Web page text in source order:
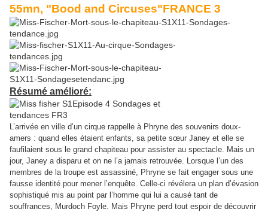
55mn, "Bood and Circuses"FRANCE 3
Résumé amélioré:
L’arrivée en ville d’un cirque rappelle à Phryne des souvenirs doux-
amers : quand elles étaient enfants, sa petite sœur Janey et elle se
faufilaient sous le grand chapiteau pour assister au spectacle. Mais un
jour, Janey a disparu et on ne l’a jamais retrouvée. Lorsque l’un des
membres de la troupe est assassiné, Phryne se fait engager sous une
fausse identité pour mener l’enquête. Celle-ci révélera un plan d’évasion
sophistiqué mis au point par l’homme qui lui a causé tant de
souffrances, Murdoch Foyle. Mais Phryne perd tout espoir de découvrir